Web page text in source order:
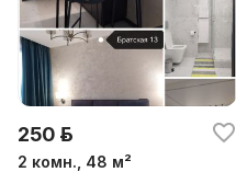
250 р.
2 комн., 48 м²